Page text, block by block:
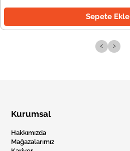
Sepete Ekle
‹ ›
Kurumsal
Hakkımızda
Mağazalarımız